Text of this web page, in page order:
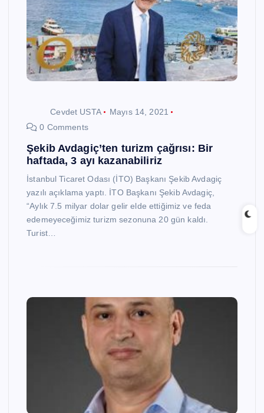
Cevdet USTA
Mayıs 14, 2021
0 Comments
Şekib Avdagiç’ten turizm çağrısı: Bir
haftada, 3 ayı kazanabiliriz
İstanbul Ticaret Odası (İTO) Başkanı Şekib Avdagiç
yazılı açıklama yaptı. İTO Başkanı Şekib Avdagiç,
“Aylık 7.5 milyar dolar gelir elde ettiğimiz ve feda
edemeyeceğimiz turizm sezonuna 20 gün kaldı.
Turist…